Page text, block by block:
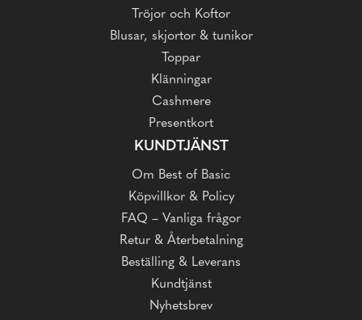
Tröjor och Koftor
Blusar, skjortor & tunikor
Toppar
Klänningar
Cashmere
Presentkort
KUNDTJÄNST
Om Best of Basic
Köpvillkor & Policy
FAQ – Vanliga frågor
Retur & Återbetalning
Beställing & Leverans
Kundtjänst
Nyhetsbrev